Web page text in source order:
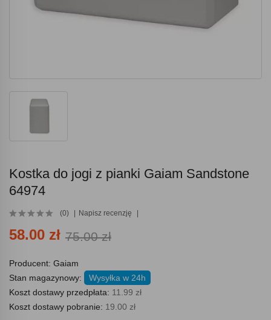
Kostka do jogi z pianki Gaiam Sandstone
64974
(0) Napisz recenzję
58.00 zł 75.00 zł
Producent: Gaiam
Stan magazynowy:
Wysyłka w 24h
Koszt dostawy przedpłata: 11.99 zł
Koszt dostawy pobranie: 19.00 zł